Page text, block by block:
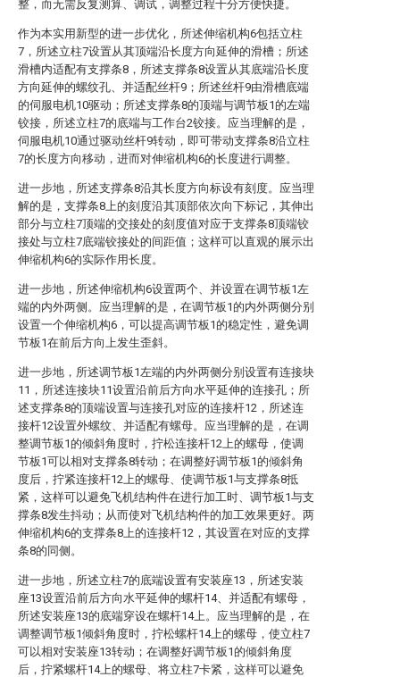
整，而无需反复测算、调试，调整过程十分方便快捷。
作为本实用新型的进一步优化，所述伸缩机构6包括立柱
7，所述立柱7设置从其顶端沿长度方向延伸的滑槽；所述
滑槽内适配有支撑条8，所述支撑条8设置从其底端沿长度
方向延伸的螺纹孔、并适配丝杆9；所述丝杆9由滑槽底端
的伺服电机10驱动；所述支撑条8的顶端与调节板1的左端
铰接，所述立柱7的底端与工作台2铰接。应当理解的是，
伺服电机10通过驱动丝杆9转动，即可带动支撑条8沿立柱
7的长度方向移动，进而对伸缩机构6的长度进行调整。
进一步地，所述支撑条8沿其长度方向标设有刻度。应当理
解的是，支撑条8上的刻度沿其顶部依次向下标记，其伸出
部分与立柱7顶端的交接处的刻度值对应于支撑条8顶端铰
接处与立柱7底端铰接处的间距值；这样可以直观的展示出
伸缩机构6的实际作用长度。
进一步地，所述伸缩机构6设置两个、并设置在调节板1左
端的内外两侧。应当理解的是，在调节板1的内外两侧分别
设置一个伸缩机构6，可以提高调节板1的稳定性，避免调
节板1在前后方向上发生歪斜。
进一步地，所述调节板1左端的内外两侧分别设置有连接块
11，所述连接块11设置沿前后方向水平延伸的连接孔；所
述支撑条8的顶端设置与连接孔对应的连接杆12，所述连
接杆12设置外螺纹、并适配有螺母。应当理解的是，在调
整调节板1的倾斜角度时，拧松连接杆12上的螺母，使调
节板1可以相对支撑条8转动；在调整好调节板1的倾斜角
度后，拧紧连接杆12上的螺母、使调节板1与支撑条8抵
紧，这样可以避免飞机结构件在进行加工时、调节板1与支
撑条8发生抖动；从而使对飞机结构件的加工效果更好。两
伸缩机构6的支撑条8上的连接杆12，其设置在对应的支撑
条8的同侧。
进一步地，所述立柱7的底端设置有安装座13，所述安装
座13设置沿前后方向水平延伸的螺杆14、并适配有螺母，
所述安装座13的底端穿设在螺杆14上。应当理解的是，在
调整调节板1倾斜角度时，拧松螺杆14上的螺母，使立柱7
可以相对安装座13转动；在调整好调节板1的倾斜角度
后，拧紧螺杆14上的螺母、将立柱7卡紧，这样可以避免